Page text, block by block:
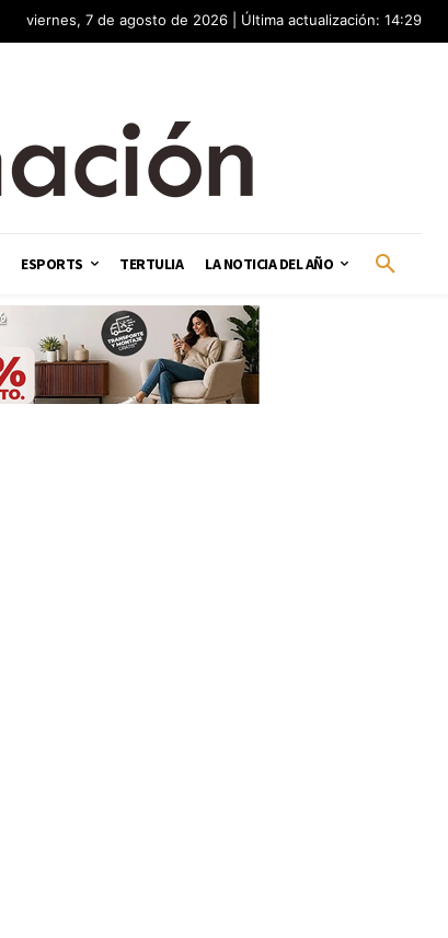
viernes, 7 de agosto de 2026 | Última actualización: 14:29
ESPORTS TERTULIA LA NOTICIA DEL AÑO